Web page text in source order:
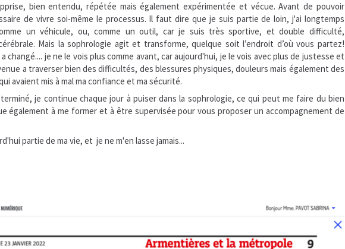
bien entendu, répétée mais également expérimentée et vécue. Avant de pouvoir
de vivre soi-même le processus. Il faut dire que je suis partie de loin, j'ai longtemps
un véhicule, ou, comme un outil, car je suis très sportive, et double difficulté,
Mais la sophrologie agit et transforme, quelque soit l’endroit d’où vous partez!
changé.... je ne le vois plus comme avant, car aujourd'hui, je le vois avec plus de justesse et
a traverser bien des difficultés, des blessures physiques, douleurs mais également des
avaient mis à mal ma confiance et ma sécurité.
je continue chaque jour à puiser dans la sophrologie, ce qui peut me faire du bien
également à me former et à être supervisée pour vous proposer un accompagnement de
partie de ma vie, et je ne m'en lasse jamais...